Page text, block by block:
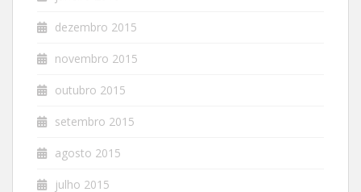
dezembro 2015
novembro 2015
outubro 2015
setembro 2015
agosto 2015
julho 2015